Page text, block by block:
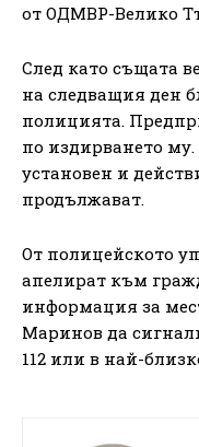
от ОДМВР-Велико
След като същата
на следващия ден
полицията.
по издирването
установен и
продължават.
От полицейското
апелират към
информация за
Маринов да
112 или в най-